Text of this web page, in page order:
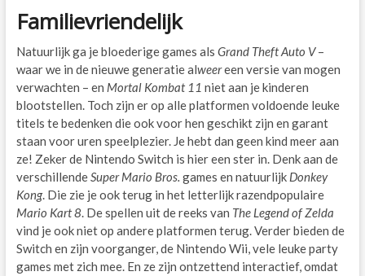
Familievriendelijk
Natuurlijk ga je bloederige games als Grand Theft Auto V–
waar we in de nieuwe generatie alweereen versie van mogen
verwachten – en Mortal Kombat 11 niet aan je kinderen
blootstellen. Toch zijn er op alle platformen voldoende leuke
titels te bedenken die ook voor hen geschikt zijn en garant
staan voor uren speelplezier. Je hebt dan geen kind meer aan
ze! Zeker de Nintendo Switch is hier een ster in. Denk aan de
verschillendeSuper Mario Bros. games en natuurlijk Donkey
Kong. Die zie je ook terug in het letterlijk razendpopulaire
Mario Kart 8. De spellen uit de reeks van The Legend of Zelda
vind je ook niet op andere platformen terug. Verder bieden de
Switch en zijn voorganger, de Nintendo Wii, vele leuke party
games met zich mee. En ze zijn ontzettend interactief, omdat